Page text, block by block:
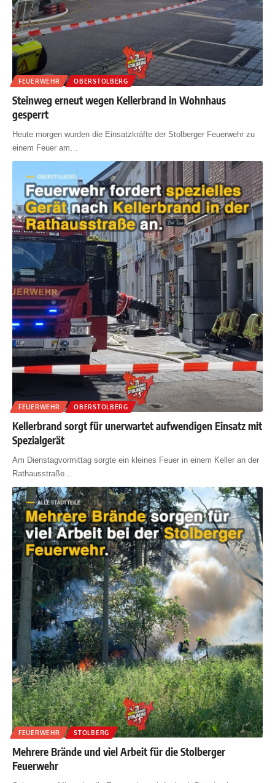
FEUERWEHR OBERSTOLBERG
Steinweg erneut wegen Kellerbrand in Wohnhaus
gesperrt
Heute morgen wurden die Einsatzkräfte der Stolberger Feuerwehr zu
einem Feuer am
FEUERWEHR OBERSTOLBERG
Kellerbrand sorgt für unerwartet aufwendigen Einsatz mit
Spezialgerät
Am Dienstagvormittag sorgte ein kleines Feuer in einem Keller an der
Rathausstraße
FEUERWEHR STOLBERG
Mehrere Brände und viel Arbeit für die Stolberger
Feuerwehr